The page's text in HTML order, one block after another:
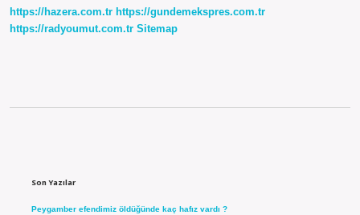
https://hazera.com.tr https://gundemekspres.com.tr
https://radyoumut.com.tr Sitemap
Son Yazılar
Peygamber efendimiz öldüğünde kaç hafız vardı ?